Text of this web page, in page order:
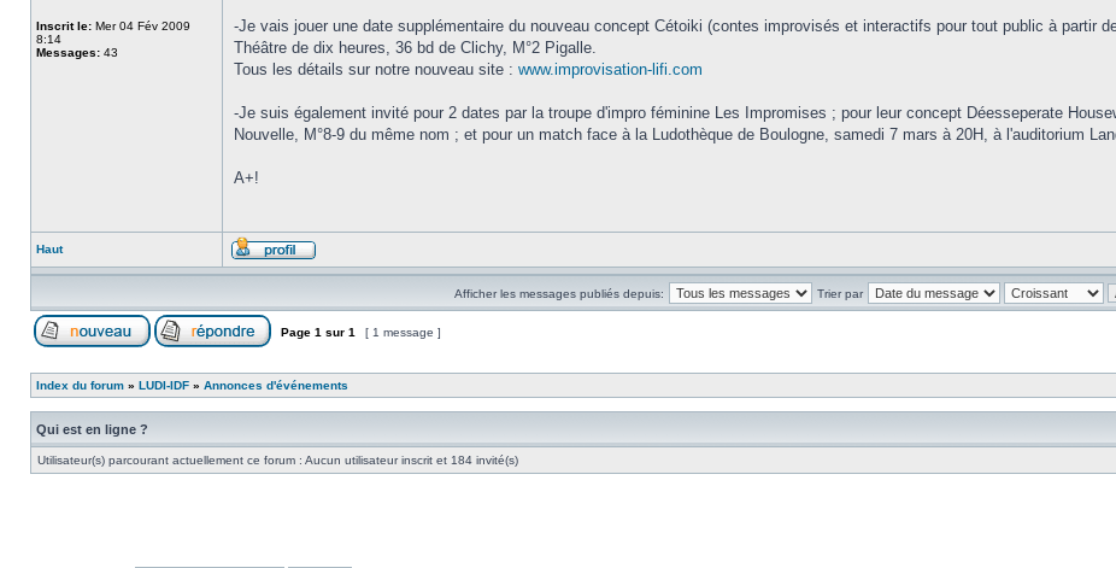
Inscrit le: Mer 04 Fév 2009
8:14
Messages: 43
-Je vais jouer une date supplémentaire du nouveau concept Cétoiki (contes improvisés et interactifs pour tout public à partir
Théâtre de dix heures, 36 bd de Clichy, M°2 Pigalle.
Tous les détails sur notre nouveau site : www.improvisation-lifi.com
-Je suis également invité pour 2 dates par la troupe d'impro féminine Les Impromises ; pour leur concept Déesseperate
Nouvelle, M°8-9 du même nom ; et pour un match face à la Ludothèque de Boulogne, samedi 7 mars à 20H, à l'auditorium
A+!
Haut
Afficher les messages publiés depuis: Trier par
Page 1 sur 1 [ 1 message ]
Index du forum » LUDI-IDF » Annonces d'événements
Qui est en ligne ?
Utilisateur(s) parcourant actuellement ce forum : Aucun utilisateur inscrit et 184 invité(s)